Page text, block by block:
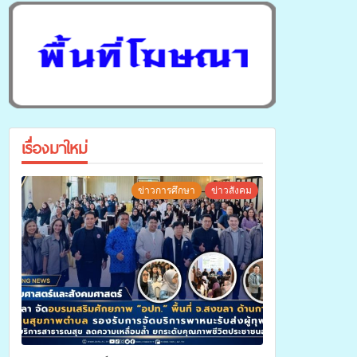
เรื่องมาใหม่
ข่าวการศึกษา ข่าวสังคม